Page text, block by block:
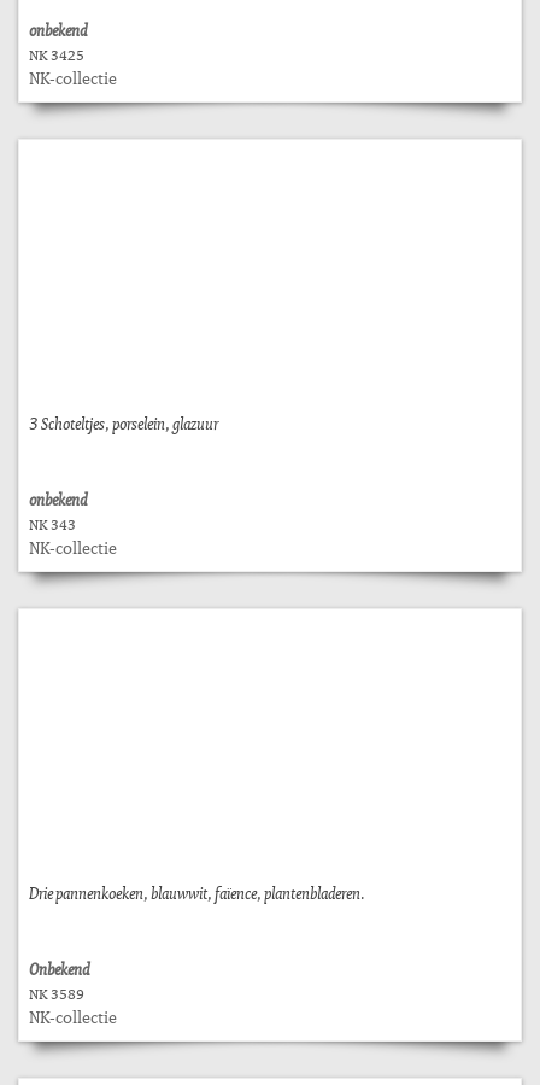
onbekend
NK 3425
NK-collectie
3 Schoteltjes, porselein, glazuur
onbekend
NK 343
NK-collectie
Drie pannenkoeken, blauwwit, faïence, plantenbladeren.
Onbekend
NK 3589
NK-collectie